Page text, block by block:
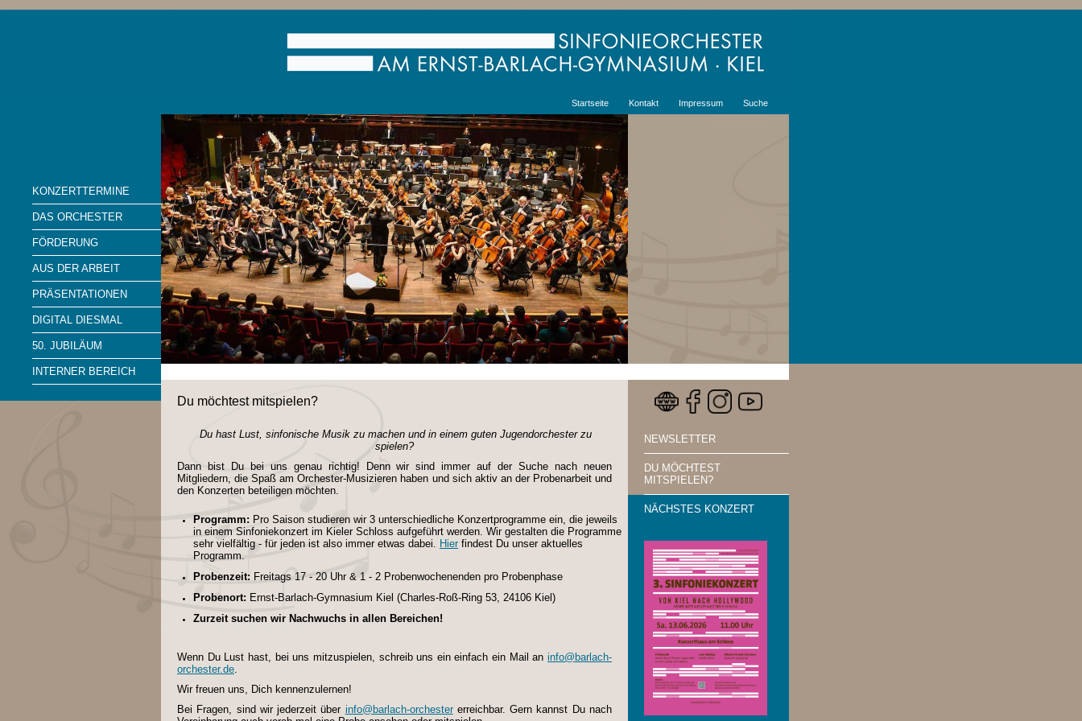
Startseite Kontakt Impressum Suche
KONZERTTERMINE
DAS ORCHESTER
FÖRDERUNG
AUS DER ARBEIT
PRÄSENTATIONEN
DIGITAL DIESMAL
50. JUBILÄUM
INTERNER BEREICH
Du möchtest mitspielen?
Du hast Lust, sinfonische Musik zu machen und in einem guten Jugendorchester zu
spielen?
Dann bist Du bei uns genau richtig! Denn wir sind immer auf der Suche nach neuen
Mitgliedern, die Spaß am Orchester-Musizieren haben und sich aktiv an der Probenarbeit und
den Konzerten beteiligen möchten.
Programm: Pro Saison studieren wir 3 unterschiedliche Konzertprogramme ein, die jeweils
in einem Sinfoniekonzert im Kieler Schloss aufgeführt werden. Wir gestalten die Programme
sehr vielfältig - für jeden ist also immer etwas dabei. Hierfindest Du unser aktuelles
Programm.
Probenzeit: Freitags 17 - 20 Uhr & 1 - 2 Probenwochenenden pro Probenphase
Probenort: Ernst-Barlach-Gymnasium Kiel (Charles-Roß-Ring 53, 24106 Kiel)
Zurzeit suchen wir Nachwuchs in allen Bereichen!
Wenn Du Lust hast, bei uns mitzuspielen, schreib uns ein einfach ein Mail an info@barlach-
orchester.de
Wir freuen uns, Dich kennenzulernen!
Bei Fragen, sind wir jederzeit über info@barlach-orchestererreichbar. Gern kannst Du nach
NEWSLETTER
DU MÖCHTEST
MITSPIELEN?
NÄCHSTES KONZERT